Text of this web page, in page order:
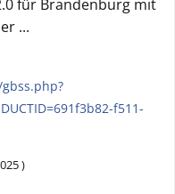
für Brandenburg mit
...
f511-
)